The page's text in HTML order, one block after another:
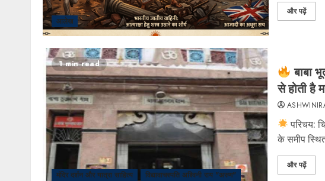
आलेख
और पढ़ें
1 min read
मंदिर दर्शन और यात्रा साहित्य विद्यावाचस्पति अश्विनी राय "अरुण"
बाबा
से होती है
परिचय:
के समीप
और पढ़ें